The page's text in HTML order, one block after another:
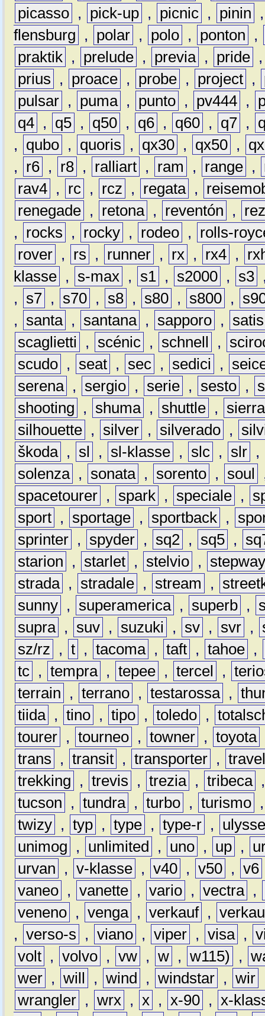
picasso , pick-up , picnic , pinin
flensburg
, polar , polo , ponton
,
praktik , prelude , previa , pride
prius
, proace , probe , project ,
pulsar , puma , punto , pv444 ,
q4 , q5 , q50 , q6 , q60 , q7 ,
,
qubo , quoris , qx30 , qx50 ,
,
r6 , r8 , ralliart , ram , range ,
rav4 , rc , rcz , regata ,
renegade , retona , reventón ,
,
rocks , rocky , rodeo ,
rolls-
rover , rs , runner , rx , rx4 ,
klasse , s-max , s1 , s2000 , s3
,
s7 , s70 , s8 , s80 , s800 ,
,
santa , santana , sapporo ,
satis
scaglietti
, scénic , schnell ,
scudo , seat , sec , sedici ,
serena , sergio , serie , sesto ,
shooting
, shuma , shuttle ,
sierra
silhouette , silver , silverado ,
škoda , sl , sl-klasse , slc , slr ,
solenza , sonata , sorento , soul
spacetourer , spark , speciale ,
sport , sportage , sportback ,
sprinter , spyder , sq2 , sq5 ,
starion
, starlet , stelvio ,
strada , stradale , stream ,
sunny , superamerica , superb ,
supra , suv , suzuki , sv , svr ,
sz/rz
, t , tacoma , taft , tahoe ,
tc , tempra , tepee , tercel ,
terrain
, terrano , testarossa ,
tiida , tino , tipo , toledo ,
tourer , tourneo , towner , toyota
trans
, transit , transporter ,
trekking
, trevis , trezia , tribeca
tucson
, tundra , turbo , turismo
twizy , typ , type , type-r ,
unimog
, unlimited , uno , up ,
urvan
, v-klasse , v40 , v50 , v6
vaneo , vanette , vario , vectra ,
veneno , venga , verkauf ,
, verso-s , viano , viper , visa ,
volt , volvo , vw , w , w115) ,
wer , will , wind , windstar , wir
wrangler , wrx , x , x-90 , x-